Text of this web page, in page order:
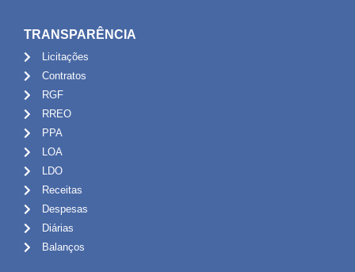
TRANSPARÊNCIA
Licitações
Contratos
RGF
RREO
PPA
LOA
LDO
Receitas
Despesas
Diárias
Balanços